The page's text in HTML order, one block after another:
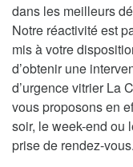
dans les meilleurs
Notre réactivité est
mis à votre
d’obtenir une
d’urgence vitrier La
vous proposons en
soir, le week-end ou
prise de rendez-vous.